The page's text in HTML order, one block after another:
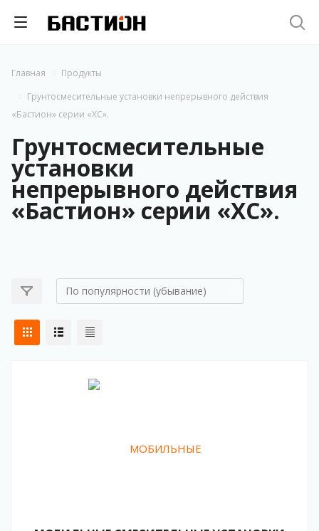
Главная
Продукты
Грунтосмесительные установки непрерывного действия
«Бастион» серии «ХС».
Грунтосмесительные
установки
непрерывного действия
«Бастион» серии «ХС».